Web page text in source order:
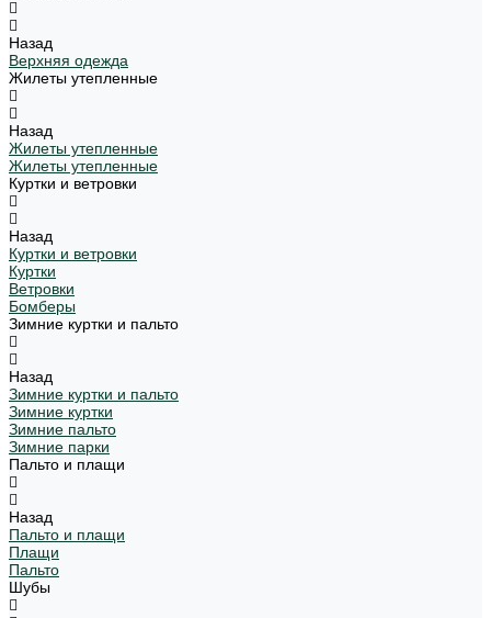
Назад
Верхняя одежда
Жилеты утепленные
Назад
Жилеты утепленные
Жилеты утепленные
Куртки и ветровки
Назад
Куртки и ветровки
Куртки
Ветровки
Бомберы
Зимние куртки и пальто
Назад
Зимние куртки и пальто
Зимние куртки
Зимние пальто
Зимние парки
Пальто и плащи
Назад
Пальто и плащи
Плащи
Пальто
Шубы